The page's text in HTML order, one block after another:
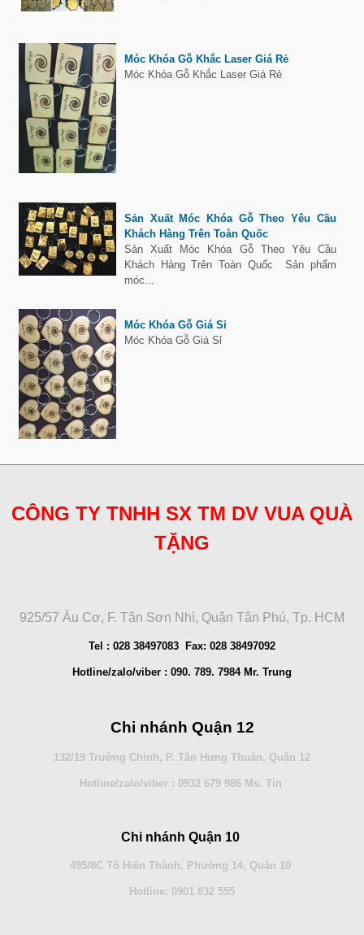
Móc Khóa Gỗ Khắc Laser Giá Rẻ
Móc Khóa Gỗ Khắc Laser Giá Rẻ
Sản Xuất Móc Khóa Gỗ Theo Yêu Cầu
Khách Hàng Trên Toàn Quốc
Sản Xuất Móc Khóa Gỗ Theo Yêu Cầu
Khách Hàng Trên Toàn Quốc Sản phẩm
móc...
Móc Khóa Gỗ Giá Sỉ
Móc Khóa Gỗ Giá Sỉ
CÔNG TY TNHH SX TM DV VUA QUÀ
TẶNG
925/57 Âu Cơ, F. Tân Sơn Nhì, Quận Tân Phú, Tp. HCM
Tel : 028 38497083 Fax: 028 38497092
Hotline/zalo/viber : 090. 789. 7984 Mr. Trung
Chi nhánh Quận 12
132/19 Trường Chinh, P. Tân Hưng Thuận, Quận 12
Hotline/zalo/viber : 0932 679 986 Ms. Tín
Chi nhánh Quận 10
495/8C Tô Hiến Thành, Phường 14, Quận 10
Hotline: 0901 832 555